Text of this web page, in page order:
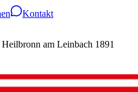
Kontakt
am Leinbach 1891